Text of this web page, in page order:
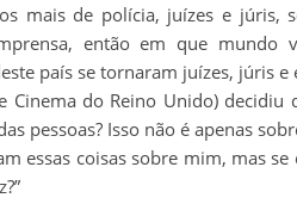
mais de polícia, juízes e júris,
então em que mundo
país se tornaram juízes, júris
Cinema do Reino Unido)
pessoas? Isso não é apenas
essas coisas sobre mim, mas